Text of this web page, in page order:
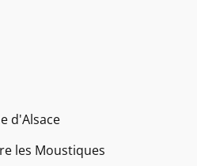
d'Alsace
les Moustiques